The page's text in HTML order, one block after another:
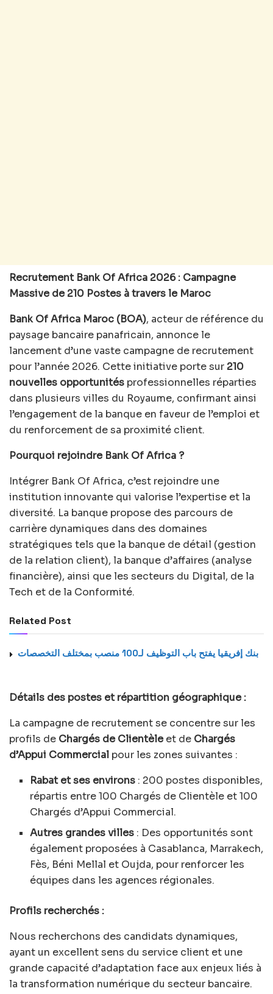
Recrutement Bank Of Africa 2026 : Campagne
Massive de 210 Postes à travers le Maroc
Bank Of Africa Maroc (BOA), acteur de référence du
paysage bancaire panafricain, annonce le
lancement d’une vaste campagne de recrutement
pour l’année 2026. Cette initiative porte sur 210
nouvelles opportunités professionnelles réparties
dans plusieurs villes du Royaume, confirmant ainsi
l’engagement de la banque en faveur de l’emploi et
du renforcement de sa proximité client.
Pourquoi rejoindre Bank Of Africa ?
Intégrer Bank Of Africa, c’est rejoindre une
institution innovante qui valorise l’expertise et la
diversité. La banque propose des parcours de
carrière dynamiques dans des domaines
stratégiques tels que la banque de détail (gestion
de la relation client), la banque d’affaires (analyse
financière), ainsi que les secteurs du Digital, de la
Tech et de la Conformité.
Related Post
بنك إفريقيا يفتح باب التوظيف لـ100 منصب بمختلف التخصصات
Détails des postes et répartition géographique :
La campagne de recrutement se concentre sur les
profils de Chargés de Clientèleet de Chargés
d’Appui Commercial pour les zones suivantes :
Rabat et ses environs : 200 postes disponibles,
répartis entre 100 Chargés de Clientèle et 100
Chargés d’Appui Commercial.
Autres grandes villes : Des opportunités sont
également proposées à Casablanca, Marrakech,
Fès, Béni Mellal et Oujda, pour renforcer les
équipes dans les agences régionales.
Profils recherchés :
Nous recherchons des candidats dynamiques,
ayant un excellent sens du service client et une
grande capacité d’adaptation face aux enjeux liés à
la transformation numérique du secteur bancaire.